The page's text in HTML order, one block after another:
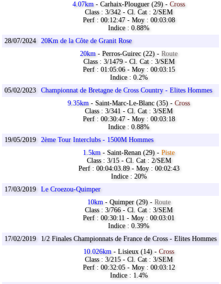
4.07km - Carhaix-Plouguer (29) - Cross
Class : 3/342 - Cl. Cat : 2/SEM
Perf : 00:12:47 - Moy : 00:03:08
Indice : 0.88%
28/07/2024
20Km de la Côte de Granit Rose
20km - Perros-Guirec (22) - Route
Class : 3/1479 - Cl. Cat : 3/SEM
Perf : 01:05:06 - Moy : 00:03:15
Indice : 0.2%
05/02/2023
Championnat de Bretagne de Cross Country - Elites Hommes
9.35km - Saint-Marc-Le-Blanc (35) - Cross
Class : 3/341 - Cl. Cat : 3/SEM
Perf : 00:30:47 - Moy : 00:03:18
Indice : 0.88%
19/05/2019
2ème Tour Interclubs - 1500M Hommes
1.5km - Saint-Renan (29) - Piste
Class : 3/15 - Cl. Cat : 2/SEM
Perf : 00:04:03.89 - Moy : 00:02:43
Indice : 20%
17/03/2019
Le Croezou-Quimper
10km- Quimper (29) - Route
Class : 3/766 - Cl. Cat : 3/SEM
Perf : 00:30:11 - Moy : 00:03:01
Indice : 0.39%
17/02/2019
1/2 Finales Championnats de France de Cross - Elites Hommes
10.026km - Lisieux (14) - Cross
Class : 3/215 - Cl. Cat : 3/SEM
Perf : 00:32:05 - Moy : 00:03:12
Indice : 1.4%